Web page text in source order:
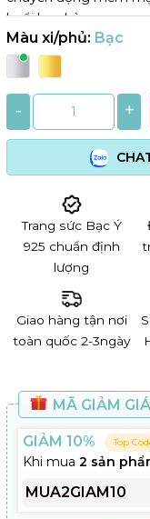
buổi hẹn hò.
Màu xi/phủ: Bạc
- +
Trang sức Bạc Ý
925 chuẩn định
lượng
Giao hàng tận nơi
toàn quốc 2-3ngày
MÃ GIẢM GIÁ
GIẢM 10% Top
Khi mua 2 sản
MUA2GIAM10